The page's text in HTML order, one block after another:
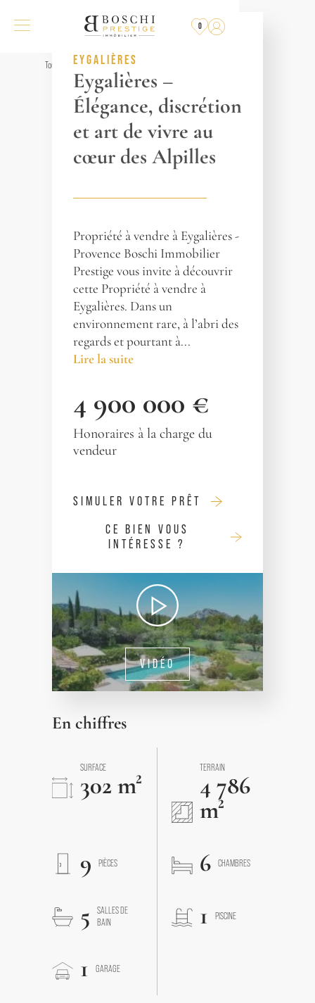
0
Tous les biensEYGALIÈRES
Eygalières –
Élégance, discrétion
et art de vivre au
cœur des Alpilles
Propriété à vendre à Eygalières -
Provence Boschi Immobilier
Prestige vous invite à découvrir
cette Propriété à vendre à
Eygalières. Dans un
environnement rare, à l’abri des
regards et pourtant à...
Lire la suite
4 900 000 €
Honoraires à la charge du
vendeur
SIMULER VOTRE PRÊT
CE BIEN VOUS
INTÉRESSE ?
VIDÉO
En chiffres
SURFACE
302 m²
TERRAIN
4 786
m²
9
PIÈCES 6 CHAMBRES
5
SALLES DE
BAIN
1 PISCINE
1 GARAGE